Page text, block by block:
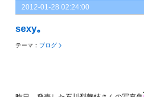
2012-01-28 02:24:00
sexy｡
テーマ： ブログ